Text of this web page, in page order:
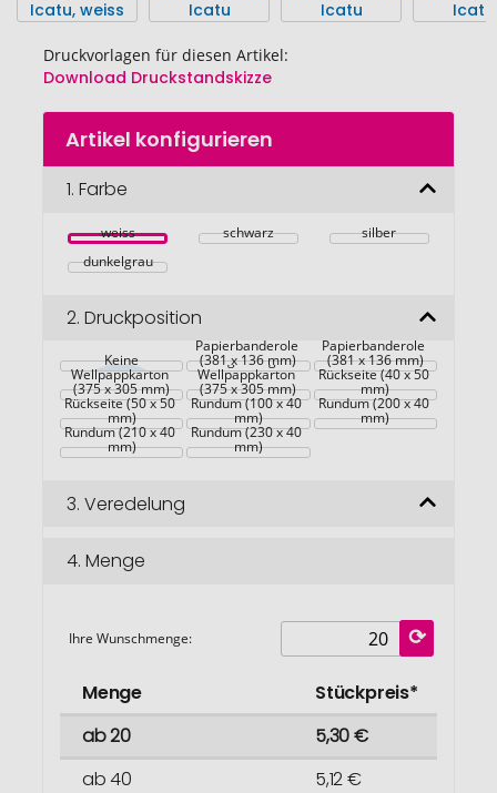
Druckvorlagen für diesen Artikel:
Download Druckstandskizze
Zum
Anfang
Bildgalerie
Artikel konfigurieren
1. Farbe
weiss schwarz
silber
dunkelgrau
2. Druckposition
Keine
Papierbanderole
(381 x 136 mm)
Papierbanderole
(381 x 136 mm)
Kraft-
Wellpappkarton
(375 x 305 mm)
Maßgefertigter
Wellpappkarton
(375 x 305 mm)
Rückseite (40 x 50
mm)
Rückseite (50 x 50
mm)
Rundum (100 x 40
mm)
Rundum (200 x 40
mm)
Rundum (210 x 40
mm)
Rundum (230 x 40
mm)
3. Veredelung
4. Menge
Ihre Wunschmenge:
Menge
Stückpreis*
ab 20
5,30 €
ab 40
5,12 €